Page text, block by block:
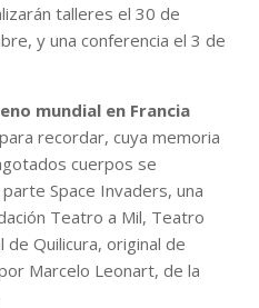
talleres el 30 de
y una conferencia el 3 de
mundial en Francia
recordar, cuya memoria
cuerpos se
Space Invaders, una
Teatro a Mil, Teatro
de Quilicura, original de
Marcelo Leonart, de la